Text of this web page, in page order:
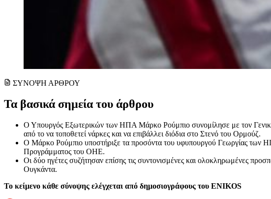
ΣΥΝΟΨΗ ΑΡΘΡΟΥ
Τα βασικά σημεία του άρθρου
Ο Υπουργός Εξωτερικών των ΗΠΑ Μάρκο Ρούμπιο συνομίλησε με τον Γενικό
από το να τοποθετεί νάρκες και να επιβάλλει διόδια στο Στενό του Ορμούζ.
Ο Μάρκο Ρούμπιο υποστήριξε τα προσόντα του υφυπουργού Γεωργίας των
Προγράμματος του ΟΗΕ.
Οι δύο ηγέτες συζήτησαν επίσης τις συντονισμένες και ολοκληρωμένες
Ουγκάντα.
Το κείμενο κάθε σύνοψης ελέγχεται από δημοσιογράφους του ENIKOS